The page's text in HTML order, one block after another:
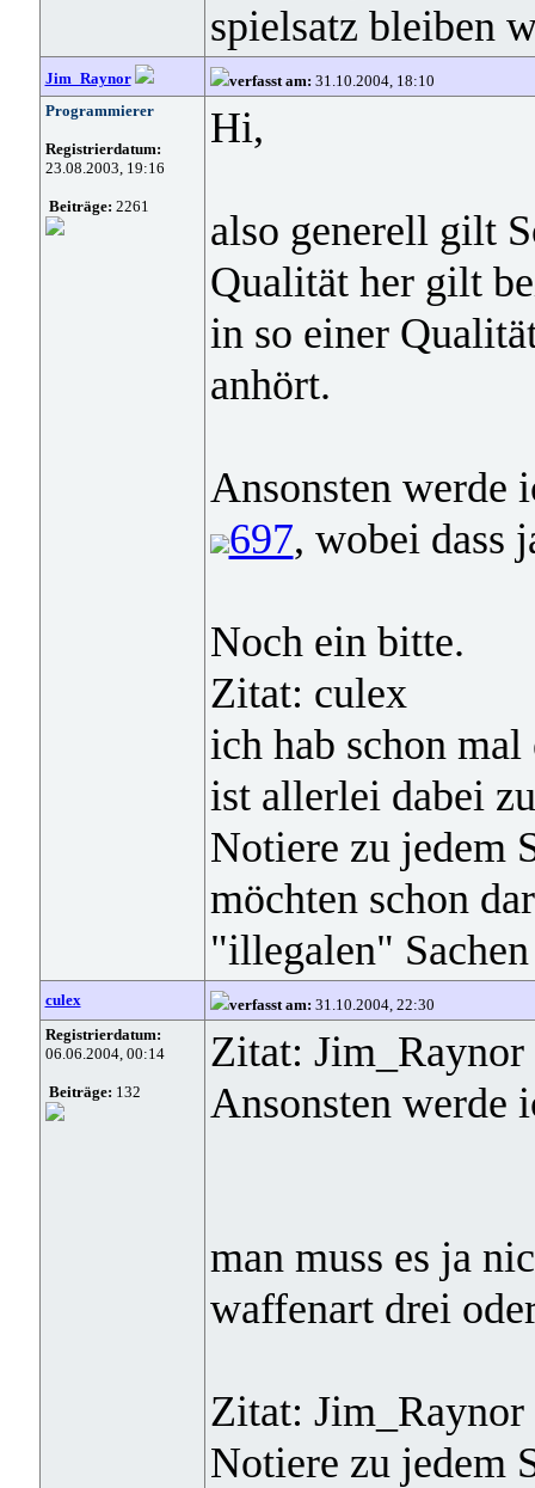
spielsatz bleiben
Jim_Raynor verfasst am: 31.10.2004, 18:10
Programmierer
Registrierdatum:
23.08.2003, 19:16
Beiträge: 2261
Hi,
also generell gilt
Qualität her gilt
in so einer
anhört.
Ansonsten werde
697, wobei dass
Noch ein bitte.
Zitat: culex
ich hab schon
ist allerlei dabei
Notiere zu jedem
möchten schon
"illegalen"
culex verfasst am: 31.10.2004, 22:30
Registrierdatum:
06.06.2004, 00:14
Beiträge: 132
Zitat: Jim_Raynor
Ansonsten werde
man muss es ja
waffenart drei
Zitat: Jim_Raynor
Notiere zu jedem